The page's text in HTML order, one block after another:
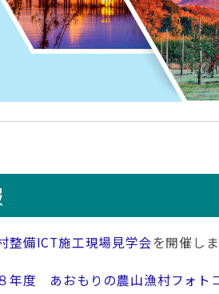
整備ICT施工現場見学会を開催し
年度 あおもりの農山漁村フォト